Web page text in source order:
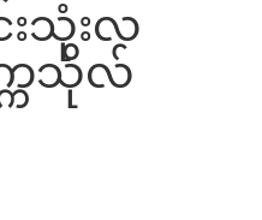
းသုံးလ
ကသိုလ်